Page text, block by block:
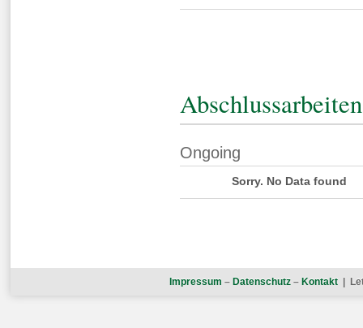
Abschlussarbeiten
Ongoing
Sorry. No Data found
Impressum – Datenschutz– Kontakt|